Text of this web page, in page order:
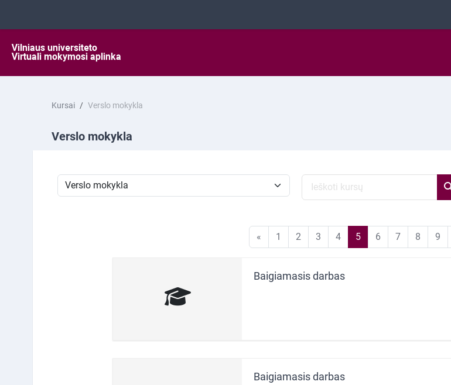
Kursai Verslo mokykla
Verslo mokykla
Kursų kategorijos
«Ankstesnis puslapis
1 1 puslapis
22 puslapis
33 puslapis
44 puslapis
55 puslapis
66 puslapis
77 puslapis
88 99
Baigiamasis darbas
Baigiamasis darbas